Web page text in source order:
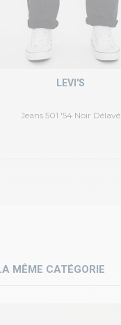
Jeans 501 '54 Noir Délavé
LEVI'S
MÊME CATÉGORIE